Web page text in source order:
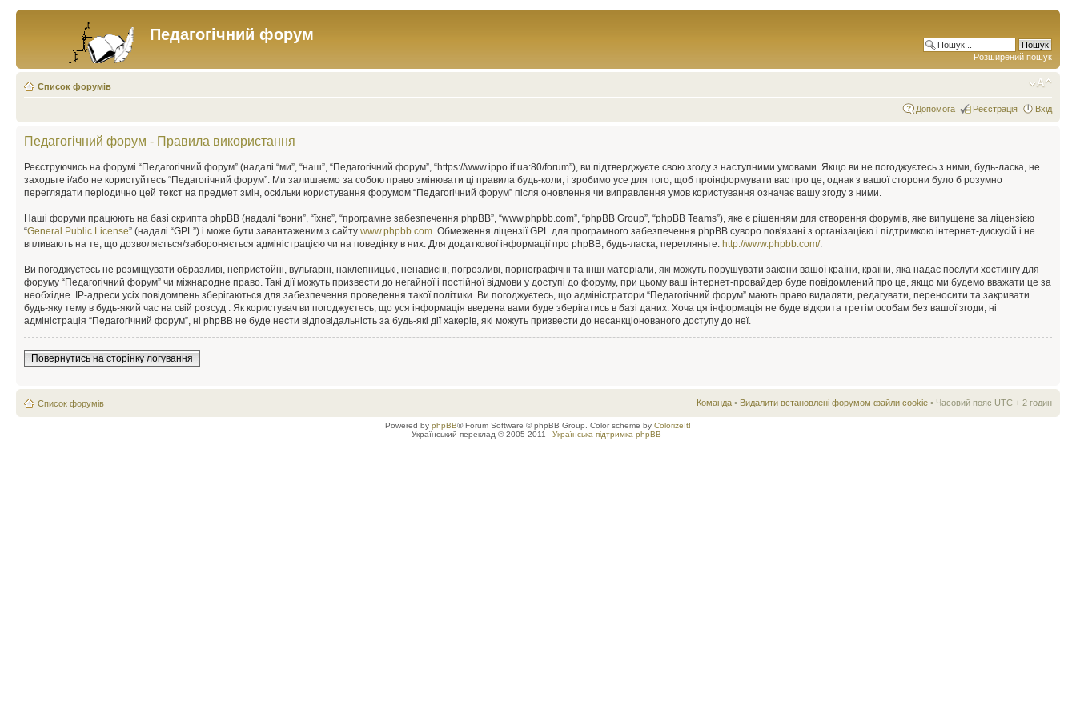
Педагогічний форум
Розширений пошук
Список форумів
Допомога Реєстрація Вхід
Педагогічний форум - Правила використання
Реєструючись на форумі “Педагогічний форум” (надалі “ми”, “наш”, “Педагогічний форум”, “https://www.ippo.if.ua:80/forum”), ви підтверджуєте свою згоду з наступними умовами. Якщо ви не погоджуєтесь з ними, будь-ласка, не
заходьте і/або не користуйтесь “Педагогічний форум”. Ми залишаємо за собою право змінювати ці правила будь-коли, і зробимо усе для того, щоб проінформувати вас про це, однак з вашої сторони було б розумно
переглядати періодично цей текст на предмет змін, оскільки користування форумом “Педагогічний форум” після оновлення чи виправлення умов користування означає вашу згоду з ними.
Наші форуми працюють на базі скрипта phpBB (надалі “вони”, “їхнє”, “програмне забезпечення phpBB”, “www.phpbb.com”, “phpBB Group”, “phpBB Teams”), яке є рішенням для створення форумів, яке випущене за ліцензією
“General Public License” (надалі “GPL”) і може бути завантаженим з сайту www.phpbb.com. Обмеження ліцензії GPL для програмного забезпечення phpBB суворо пов'язані з організацією і підтримкою інтернет-дискусій і не
впливають на те, що дозволяється/забороняється адміністрацією чи на поведінку в них. Для додаткової інформації про phpBB, будь-ласка, перегляньте: http://www.phpbb.com/.
Ви погоджуєтесь не розміщувати образливі, непристойні, вульгарні, наклепницькі, ненависні, погрозливі, порнографічні та інші матеріали, які можуть порушувати закони вашої країни, країни, яка надає послуги хостингу для
форуму “Педагогічний форум” чи міжнародне право. Такі дії можуть призвести до негайної і постійної відмови у доступі до форуму, при цьому ваш інтернет-провайдер буде повідомлений про це, якщо ми будемо вважати це за
необхідне. IP-адреси усіх повідомлень зберігаються для забезпечення проведення такої політики. Ви погоджуєтесь, що адміністратори “Педагогічний форум” мають право видаляти, редагувати, переносити та закривати
будь-яку тему в будь-який час на свій розсуд . Як користувач ви погоджуєтесь, що уся інформація введена вами буде зберігатись в базі даних. Хоча ця інформація не буде відкрита третім особам без вашої згоди, ні
адміністрація “Педагогічний форум”, ні phpBB не буде нести відповідальність за будь-які дії хакерів, які можуть призвести до несанкціонованого доступу до неї.
Повернутись на сторінку логування
Список форумів Команда • Видалити встановлені форумом файли cookie • Часовий пояс UTC + 2 годин
Powered by phpBB® Forum Software © phpBB Group. Color scheme by ColorizeIt!
Український переклад © 2005-2011
Українська підтримка phpBB